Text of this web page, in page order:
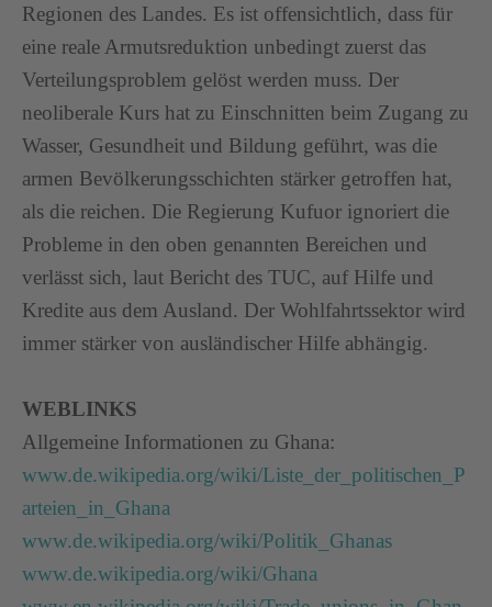
Regionen des Landes. Es ist offensichtlich, dass für
eine reale Armutsreduktion unbedingt zuerst das
Verteilungsproblem gelöst werden muss. Der
neoliberale Kurs hat zu Einschnitten beim Zugang zu
Wasser, Gesundheit und Bildung geführt, was die
armen Bevölkerungsschichten stärker getroffen hat,
als die reichen. Die Regierung Kufuor ignoriert die
Probleme in den oben genannten Bereichen und
verlässt sich, laut Bericht des TUC, auf Hilfe und
Kredite aus dem Ausland. Der Wohlfahrtssektor wird
immer stärker von ausländischer Hilfe abhängig.
WEBLINKS
Allgemeine Informationen zu Ghana:
www.de.wikipedia.org/wiki/Liste_der_politischen_P
arteien_in_Ghana
www.de.wikipedia.org/wiki/Politik_Ghanas
www.de.wikipedia.org/wiki/Ghana